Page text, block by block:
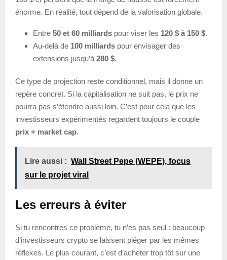
énorme. En réalité, tout dépend de la valorisation globale.
Entre 50 et 60 milliards pour viser les 120 $ à 150 $.
Au-delà de 100 milliards pour envisager des
extensions jusqu’à 280 $.
Ce type de projection reste conditionnel, mais il donne un
repère concret. Si la capitalisation ne suit pas, le prix ne
pourra pas s’étendre aussi loin. C’est pour cela que les
investisseurs expérimentés regardent toujours le couple
prix + market cap.
Lire aussi : Wall Street Pepe (WEPE), focus
sur le projet viral
Les erreurs à éviter
Si tu rencontres ce problème, tu n’es pas seul : beaucoup
d’investisseurs crypto se laissent piéger par les mêmes
réflexes. Le plus courant, c’est d’acheter trop tôt sur une